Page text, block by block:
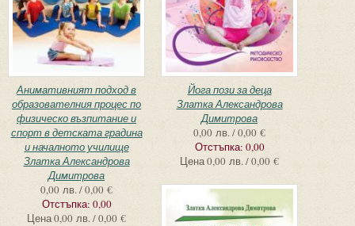
Анимативният подход в
образователния процес по
физическо възпитание и
спорт в детската градина
и началното училище
Златка Александрова
Димитрова
0,00 лв. / 0,00 €
Отстъпка: 0,00
Цена0,00 лв. / 0,00 €
Йога пози за деца
Златка Александрова
Димитрова
0,00 лв. / 0,00 €
Отстъпка: 0,00
Цена0,00 лв. / 0,00 €